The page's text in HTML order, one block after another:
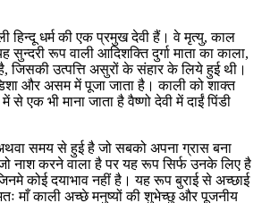
हिन्दू धर्म की एक प्रमुख देवी हैं। वे मृत्यु, काल
सुन्दरी रूप वाली आदिशक्ति दुर्गा माता का काला,
उत्पत्ति असुरों के संहार के लिये हुई थी।
और असम में पूजा जाता है। काली को शाक्त
से एक भी माना जाता है वैष्णो देवी में दाईं पिंडी
अथवा समय से हुई है जो सबको अपना ग्रास बना
नाश करने वाला है पर यह रूप सिर्फ उनके लिए है
कोई दयाभाव नहीं है। यह रूप बुराई से अच्छाई
माँ काली अच्छे मनुष्यों की शुभेच्छु और पूजनीय